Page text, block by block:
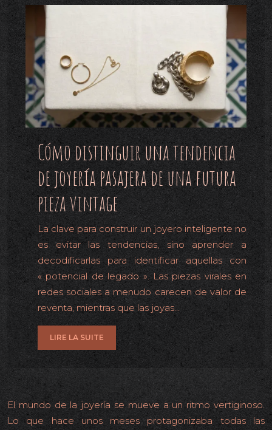
Cómo distinguir una tendencia
de joyería pasajera de una futura
pieza vintage
La clave para construir un joyero inteligente no
es evitar las tendencias, sino aprender a
decodificarlas para identificar aquellas con
« potencial de legado ». Las piezas virales en
redes sociales a menudo carecen de valor de
reventa, mientras que las joyas…
LIRE LA SUITE
El mundo de la joyería se mueve a un ritmo vertiginoso.
Lo que hace unos meses protagonizaba todas las